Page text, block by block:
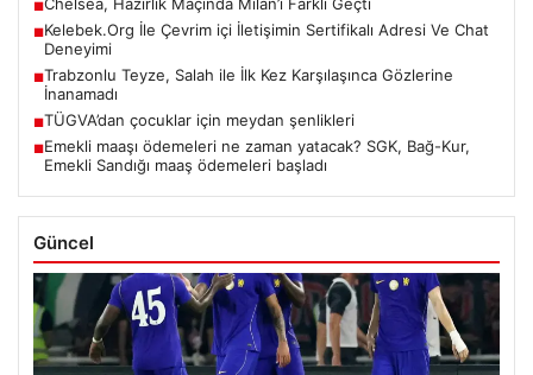
■
■Kelebek.Org İle Çevrim içi İletişimin Sertifikalı Adresi Ve Chat
Deneyimi
■Trabzonlu Teyze, Salah ile İlk Kez Karşılaşınca Gözlerine
İnanamadı
■TÜGVA’dan çocuklar için meydan şenlikleri
■Emekli maaşı ödemeleri ne zaman yatacak? SGK, Bağ-Kur,
Emekli Sandığı maaş ödemeleri başladı
Güncel